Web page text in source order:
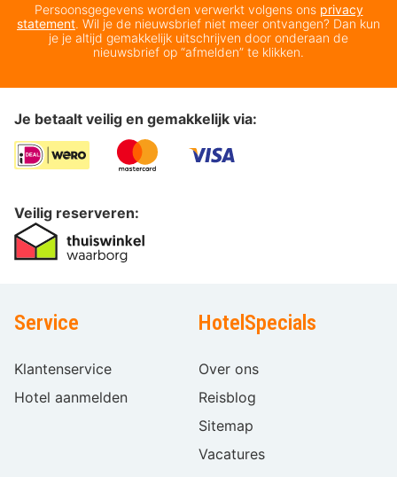
Persoonsgegevens worden verwerkt volgens ons privacy
statement. Wil je de nieuwsbrief niet meer ontvangen? Dan kun
je je altijd gemakkelijk uitschrijven door onderaan de
nieuwsbrief op “afmelden” te klikken.
Je betaalt veilig en gemakkelijk via:
Veilig reserveren:
Service
Klantenservice
Hotel aanmelden
HotelSpecials
Over ons
Reisblog
Sitemap
Vacatures